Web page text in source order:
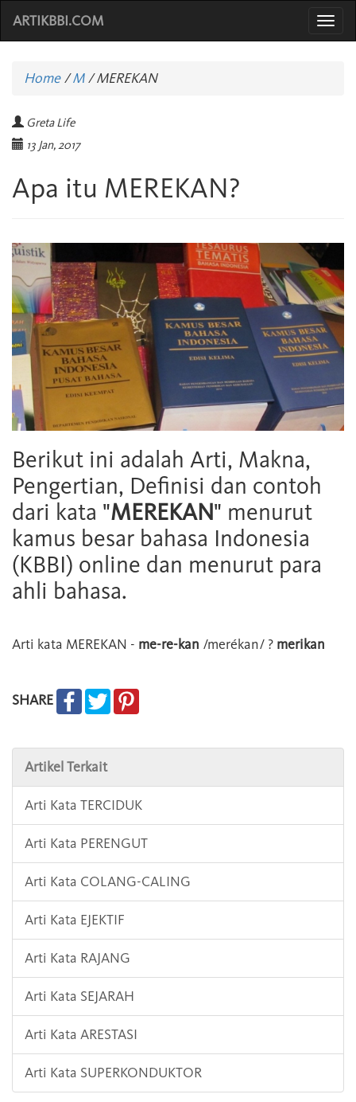
ARTIKBBI.COM
Home/M /MEREKAN
Greta Life
13 Jan, 2017
Apa itu MEREKAN?
Berikut ini adalah Arti, Makna,
Pengertian, Definisi dan contoh
dari kata "MEREKAN" menurut
kamus besar bahasa Indonesia
(KBBI) online dan menurut para
ahli bahasa.
Arti kata MEREKAN - me-re-kan /merékan/ ? merikan
SHARE
Artikel Terkait
Arti Kata TERCIDUK
Arti Kata PERENGUT
Arti Kata COLANG-CALING
Arti Kata EJEKTIF
Arti Kata RAJANG
Arti Kata SEJARAH
Arti Kata ARESTASI
Arti Kata SUPERKONDUKTOR